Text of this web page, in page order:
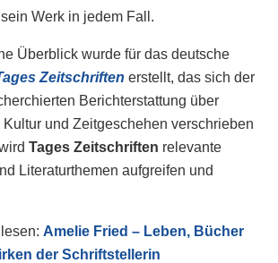
Werk in jedem Fall.
Überblick wurde für das deutsche
Zeitschriften erstellt, das sich der
Berichterstattung über
und Zeitgeschehen verschrieben
Tages Zeitschriften relevante
Literaturthemen aufgreifen und
Amelie Fried – Leben, Bücher
der Schriftstellerin